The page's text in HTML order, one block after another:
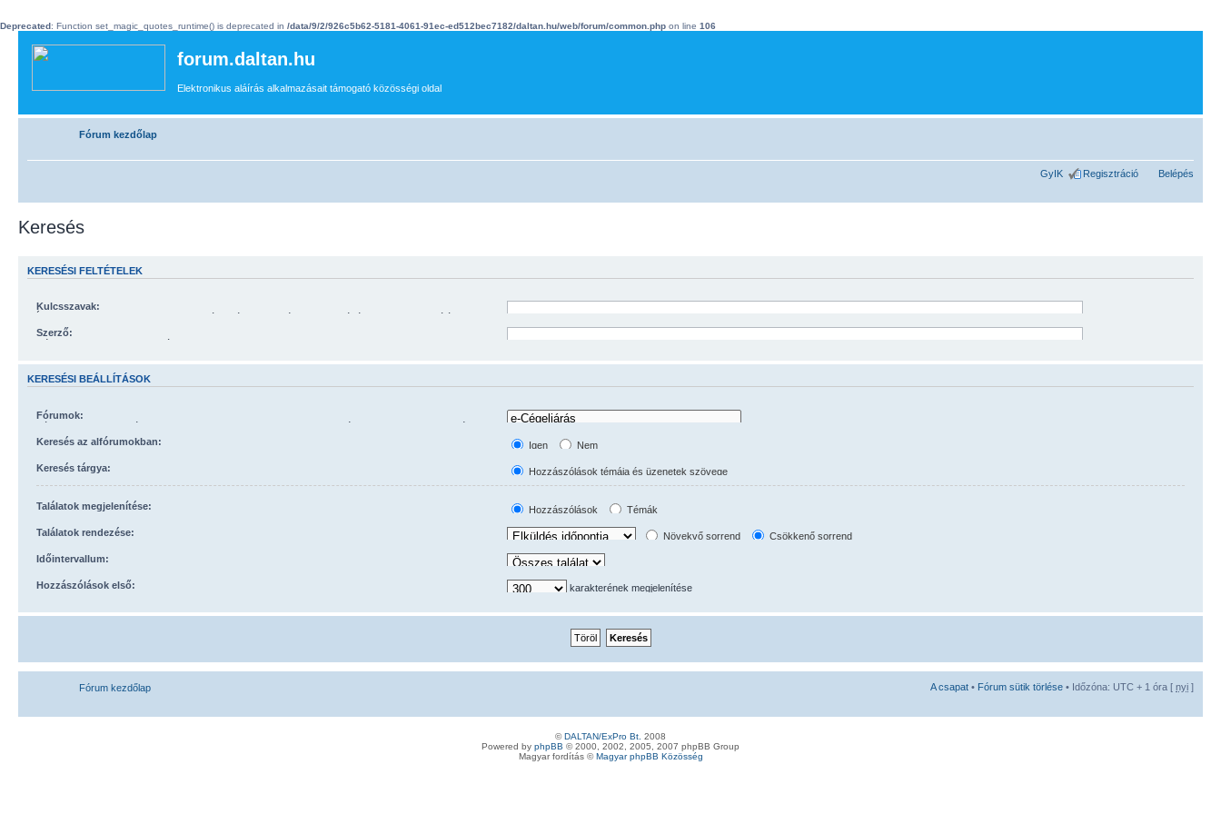
Deprecated: Function set_magic_quotes_runtime() is deprecated in /data/9/2/926c5b62-5181-4061-91ec-ed512bec7182/daltan.hu/web/forum/common.php on line 106
forum.daltan.hu
Elektronikus aláírás alkalmazásait támogató közösségi oldal
Fórum kezdőlap
GyIK Regisztráció Belépés
Keresés
KERESÉSI FELTÉTELEK
Kulcsszavak:
elég, készítsen ezekből a szavakból egy „
Részleges szavakhoz használja a * jokerkaraktert.
Keresés az összes szóra, vagy a keresési kifejezés pontos használata
Szerző:
KERESÉSI BEÁLLÍTÁSOK
Fórumok:
Válassza ki azokat a fórumokat, melyekben keresni szeretne. A keresés automatikusan megtörténik az
alfórumokban is, hacsak lejjebb nem kapcsolta ki a „keresés az alfórumokban” beállítást.
Keresés az alfórumokban: Igen Nem
Keresés tárgya:
Hozzászólások témája és üzenetek szövege
Csak üzenetek szövege
Csak témák címe
Találatok megjelenítése: Hozzászólások Témák
Találatok rendezése: Növekvő sorrend Csökkenő sorrend
Időintervallum:
Hozzászólások első: karakterének megjelenítése
Fórum kezdőlap A csapat • Fórum sütik törlése • Időzóna: UTC + 1 óra [ nyi ]
©DALTAN/ExPro Bt. 2008
Powered by phpBB © 2000, 2002, 2005, 2007 phpBB Group
Magyar fordítás ©Magyar phpBB Közösség